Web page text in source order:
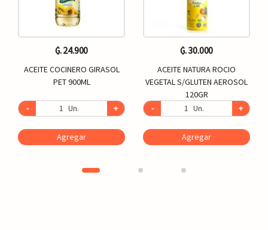
₲. 24.900
ACEITE COCINERO GIRASOL
PET 900ML
- Un. +
Agregar
₲. 30.000
ACEITE NATURA ROCIO
VEGETAL S/GLUTEN AEROSOL
120GR
-
Un. +
Agregar